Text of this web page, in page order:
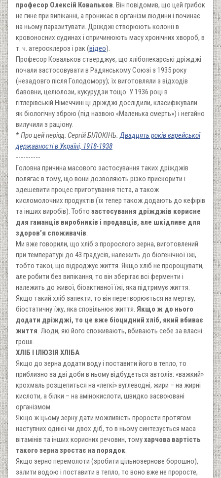
професор Олексій Ковальков. Він повідомив, що цей грибок
не гине при випіканні, а проникає в організм людини і починає
на ньому паразитувати. Дріжджі створюють колонії в
кровоносних судинах і спричинюють масу хронічних хвороб, в
т. ч. атеросклероз і рак (відео).
Професор Ковальков стверджує, що хлібопекарські дріжджі
почали застосовувати в Радянському Союзі з 1935 року
(незадовго після Голодомору); їх виготовляли з відходів
бавовни, целюлози, кукурудзи тощо. У 1936 році в
гітлерівській Німеччині ці дріжджі дослідили, класифікували
як біологічну зброю (під назвою «Маленька смерть») і негайно
вилучили з раціону.
*Про цей період: Сергій БІЛОКІНЬ.Двадцять років єврейської
державності в Україні, 1918-1938
----------
Головна причина масового застосування таких дріжджів
полягає в тому, що вони дозволяють різко прискорити і
здешевити процес приготування тіста, а також
кисломолочних продуктів (їх тепер також додають до кефірів
та інших виробів). Тобто застосування дріжджів корисне
для гаманців виробників і продавців, але шкідливе для
здоров’я споживачів.
Ми вже говорили, що хліб з пророслого зерна, виготовлений
при температурі до 43 градусів, належить до біогенічної їжі,
тобто такої, що відроджує життя. Якщо хліб не пророщувати,
але робити без випікання, то він зберігає всі ферменти і
належить до живої, біоактивної їжі, яка підтримує життя.
Якщо такий хліб запекти, то він перетворюється на мертву,
біостатичну їжу, яка сповільнює життя. Якщо ж до нього
додати дріжджі, то це вже біоцидний хліб, який вбиває
життя. Люди, які його споживають, вбивають себе за власні
гроші.
ХЛІБ І ІЛЮЗІЯ ХЛІБА
Якщо до зерна додати воду і поставити його в тепло, то
приблизно за дві доби в ньому відбудеться автоліз: «важкий»
крохмаль розщепиться на «легкі» вуглеводні, жири – на жирні
кислоти, а білки – на амінокислоти, швидко засвоювані
організмом.
Якщо ж цьому зерну дати можливість прорости протягом
наступних однієї чи двох діб, то в ньому синтезується маса
вітамінів та інших корисних речовин, томухарчова вартість
такого зерна зростає на порядок.
Якщо зерно перемолоти (зробити цільнозернове борошно),
залити водою і поставити в тепло, то воно вже не проросте,